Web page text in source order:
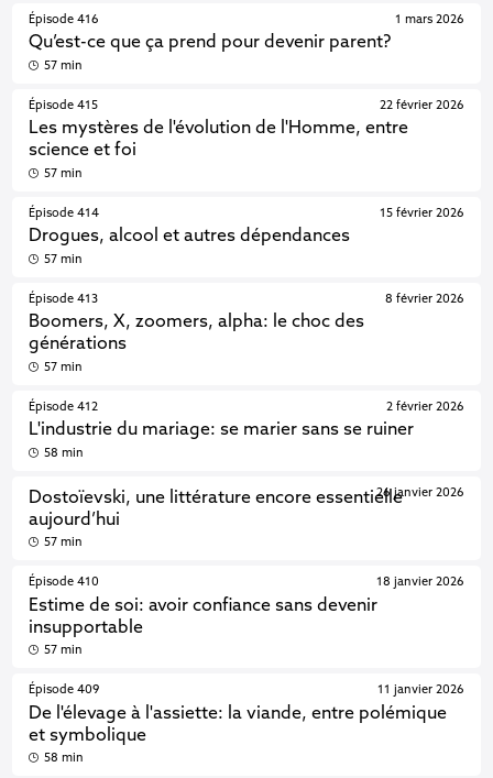
Épisode 416
Qu’est-ce que ça prend pour devenir parent?
1 mars 2026
57 min
Épisode 415
Les mystères de l'évolution de l'Homme, entre
science et foi
22 février 2026
57 min
Épisode 414
Drogues, alcool et autres dépendances
15 février 2026
57 min
Épisode 413
Boomers, X, zoomers, alpha: le choc des
générations
8 février 2026
57 min
Épisode 412
L'industrie du mariage: se marier sans se ruiner
2 février 2026
58 min
Dostoïevski, une littérature encore essentielle
aujourd’hui
26 janvier 2026
57 min
Épisode 410
Estime de soi: avoir confiance sans devenir
insupportable
18 janvier 2026
57 min
Épisode 409
De l'élevage à l'assiette: la viande, entre polémique
et symbolique
11 janvier 2026
58 min